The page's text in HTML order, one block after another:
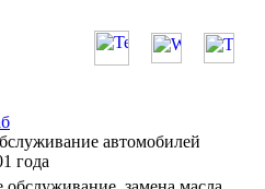
автомобилей
года